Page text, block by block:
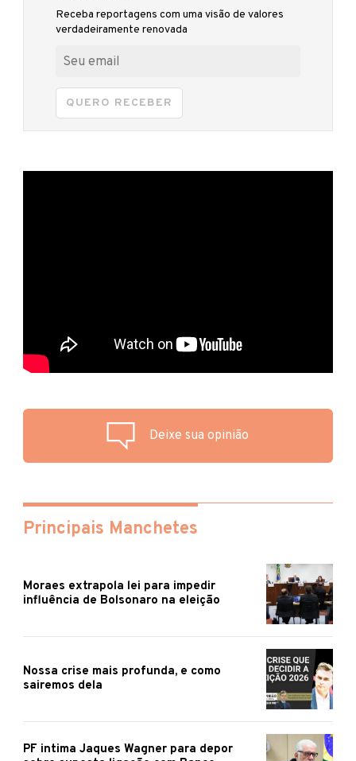
Receba reportagens com uma visão de valores
verdadeiramente renovada
QUERO RECEBER
Deixe sua opinião
Principais Manchetes
Moraes extrapola lei para impedir
influência de Bolsonaro na eleição
Nossa crise mais profunda, e como
sairemos dela
PF intima Jaques Wagner para depor